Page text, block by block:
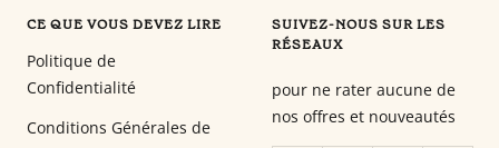
CE QUE VOUS DEVEZ LIRE
Politique de
Confidentialité
Conditions Générales de
SUIVEZ-NOUS SUR LES
RÉSEAUX
pour ne rater aucune de
nos offres et nouveautés